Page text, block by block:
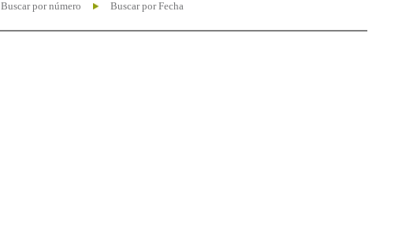
Buscar por número Buscar por Fecha